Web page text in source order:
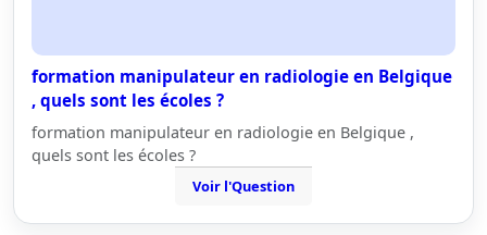
formation manipulateur en radiologie en Belgique
, quels sont les écoles ?
formation manipulateur en radiologie en Belgique ,
quels sont les écoles ?
Voir l'Question